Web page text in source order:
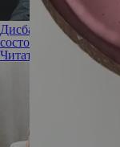
Дисбаланс
состояние
Читать полностью